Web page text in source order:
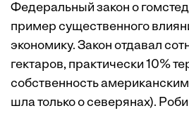
Федеральный закон о
пример существенного
экономику. Закон отдавал
гектаров, практически 10%
собственность
шла только о северянах).